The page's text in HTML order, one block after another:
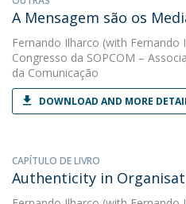
A Mensagem são os
Fernando Ilharco (with Fernando
Congresso da SOPCOM –
da Comunicação
DOWNLOAD AND MORE
CAPÍTULO DE LIVRO
Authenticity in